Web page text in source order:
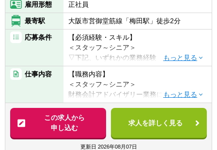
雇用形態 正社員
最寄駅 大阪市営御堂筋線「梅田駅」徒歩2分
応募条件
【必須経験・スキル】
＜スタッフ～シニア＞
▽下記、いずれかの業務経験
■事業会社の経理財務部門や経営企画部門で
の経験
■コンサルティング業界（会計関連・内部統
制等）での経験
■監査法人の会計監査もしくはアドバイザリ
ー業務での経験
▽下記、いずれかの資格等
■公認会計士（JICPA）、公認会計士試験合格
仕事内容
【職務内容】
＜スタッフ～シニア＞
財務会計アドバイザリー業務において、チー
ム（2名～5名程度）の一員として業務に従事
いただきます。
＜マネージャー＞
財務会計アドバイザリー業務において、チー
ム（2名～5名程度）を率いるリーダーとして
この求人から
申し込む
求人を詳しく見る
更新日 2026年08月07日